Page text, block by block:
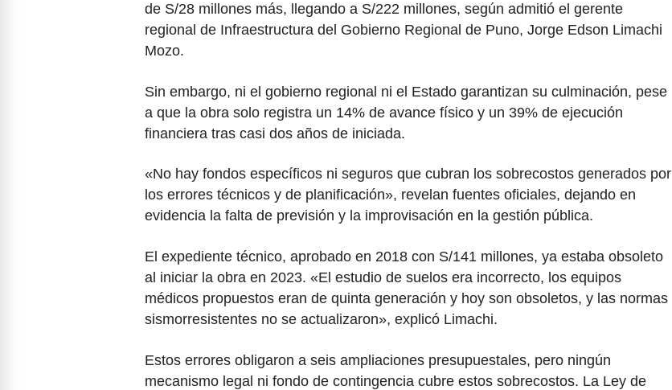
de S/28 millones más, llegando a S/222 millones, según admitió el gerente
regional de Infraestructura del Gobierno Regional de Puno, Jorge Edson Limachi
Mozo.
Sin embargo, ni el gobierno regional ni el Estado garantizan su culminación, pese
a que la obra solo registra un 14% de avance físico y un 39% de ejecución
financiera tras casi dos años de iniciada.
«No hay fondos específicos ni seguros que cubran los sobrecostos generados por
los errores técnicos y de planificación», revelan fuentes oficiales, dejando en
evidencia la falta de previsión y la improvisación en la gestión pública.
El expediente técnico, aprobado en 2018 con S/141 millones, ya estaba obsoleto
al iniciar la obra en 2023. «El estudio de suelos era incorrecto, los equipos
médicos propuestos eran de quinta generación y hoy son obsoletos, y las normas
sismorresistentes no se actualizaron», explicó Limachi.
Estos errores obligaron a seis ampliaciones presupuestales, pero ningún
mecanismo legal ni fondo de contingencia cubre estos sobrecostos. La Ley de